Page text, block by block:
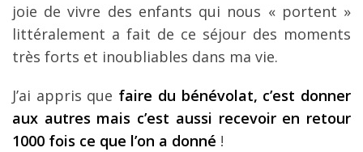
joie de vivre des enfants qui nous « portent »
littéralement a fait de ce séjour des moments
très forts et inoubliables dans ma vie.
J’ai appris que faire du bénévolat, c’est donner
aux autres mais c’est aussi recevoir en retour
1000 fois ce que l’on a donné !